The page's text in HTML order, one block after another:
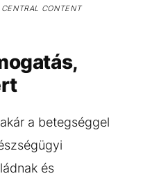
CONTENT
a betegséggel
és